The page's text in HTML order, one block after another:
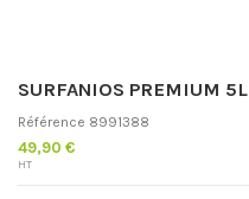
SURFANIOS PREMIUM 5L
Référence 8991388
49,90 €
HT